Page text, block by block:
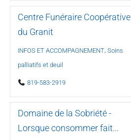
Centre Funéraire Coopérative
du Granit
INFOS ET ACCOMPAGNEMENT, Soins
palliatifs et deuil
819-583-2919
Domaine de la Sobriété -
Lorsque consommer fait...